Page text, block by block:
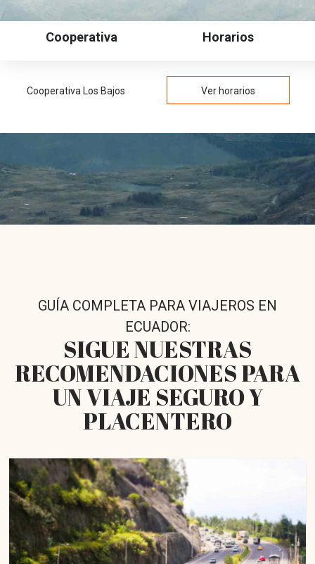
Cooperativa Horarios
Cooperativa Los Bajos Ver horarios
GUÍA COMPLETA PARA VIAJEROS EN
ECUADOR:
SIGUE NUESTRAS
RECOMENDACIONES PARA
UN VIAJE SEGURO Y
PLACENTERO